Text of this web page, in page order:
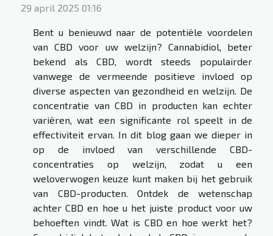
29 april 2025 01:16
Bent u benieuwd naar de potentiële voordelen
van CBD voor uw welzijn? Cannabidiol, beter
bekend als CBD, wordt steeds populairder
vanwege de vermeende positieve invloed op
diverse aspecten van gezondheid en welzijn. De
concentratie van CBD in producten kan echter
variëren, wat een significante rol speelt in de
effectiviteit ervan. In dit blog gaan we dieper in
op de invloed van verschillende CBD-
concentraties op welzijn, zodat u een
weloverwogen keuze kunt maken bij het gebruik
van CBD-producten. Ontdek de wetenschap
achter CBD en hoe u het juiste product voor uw
behoeften vindt. Wat is CBD en hoe werkt het?